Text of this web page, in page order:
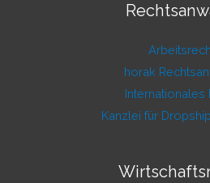
horak
Internationales
Kanzlei für